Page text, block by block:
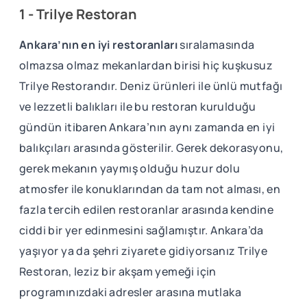
1 -Trilye Restoran
Ankara’nın en iyi restoranlarısıralamasında
olmazsa olmaz mekanlardan birisi hiç kuşkusuz
Trilye Restorandır. Deniz ürünleri ile ünlü mutfağı
ve lezzetli balıkları ile bu restoran kurulduğu
gündün itibaren Ankara’nın aynı zamanda en iyi
balıkçıları arasında gösterilir. Gerek dekorasyonu,
gerek mekanın yaymış olduğu huzur dolu
atmosfer ile konuklarından da tam not alması, en
fazla tercih edilen restoranlar arasında kendine
ciddi bir yer edinmesini sağlamıştır. Ankara’da
yaşıyor ya da şehri ziyarete gidiyorsanız Trilye
Restoran, leziz bir akşam yemeği için
programınızdaki adresler arasına mutlaka